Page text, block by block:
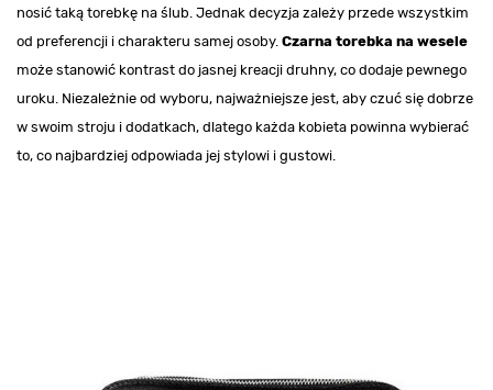
nosić taką torebkę na ślub. Jednak decyzja zależy przede wszystkim
od preferencji i charakteru samej osoby. Czarna torebka na wesele
może stanowić kontrast do jasnej kreacji druhny, co dodaje pewnego
uroku. Niezależnie od wyboru, najważniejsze jest, aby czuć się dobrze
w swoim stroju i dodatkach, dlatego każda kobieta powinna wybierać
to, co najbardziej odpowiada jej stylowi i gustowi.